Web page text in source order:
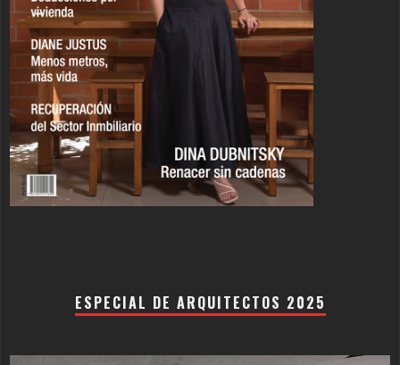
ESPECIAL DE ARQUITECTOS 2025